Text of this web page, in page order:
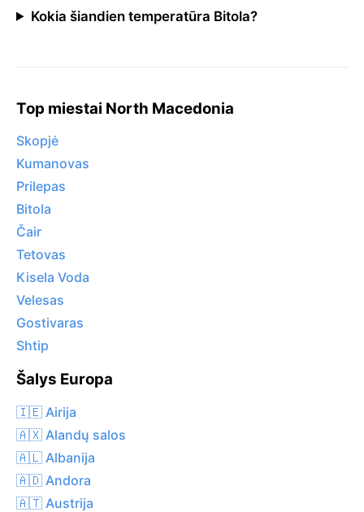
Kokia šiandien temperatūra Bitola?
Top miestai North Macedonia
Skopjė
Kumanovas
Prilepas
Bitola
Čair
Tetovas
Kisela Voda
Velesas
Gostivaras
Shtip
Šalys Europa
🇮🇪 Airija
🇦🇽 Alandų salos
🇦🇱 Albanija
🇦🇩 Andora
🇦🇹 Austrija